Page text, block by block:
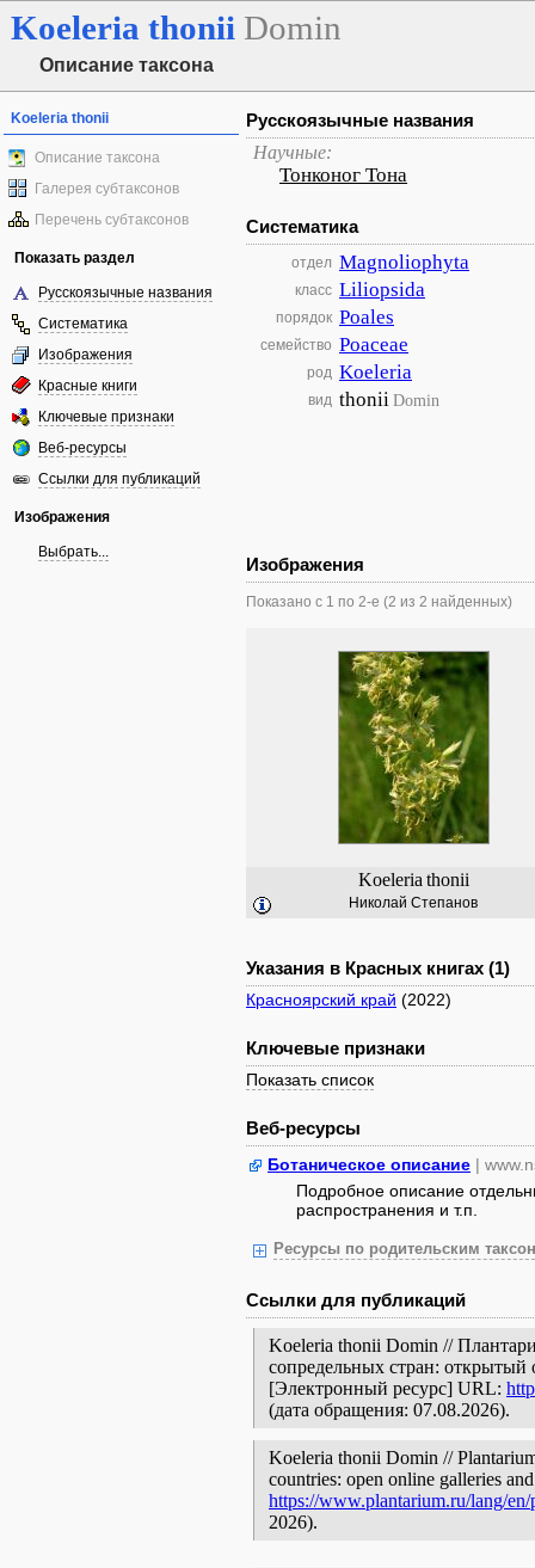
Koeleria thonii Domin
Описание таксона
Koeleria thonii
Описание таксона
Галерея субтаксонов
Перечень субтаксонов
Показать раздел
Русскоязычные названия
Систематика
Изображения
Красные книги
Ключевые признаки
Веб-ресурсы
Ссылки для публикаций
Изображения
Выбрать...
Русскоязычные названия
Научные:
Тонконог Тона
Систематика
отдел Magnoliophyta
класс Liliopsida
порядок Poales
семейство Poaceae
род Koeleria
вид thoniiDomin
Изображения
Показано с 1 по 2-е (2 из 2 найденных)
Koeleria thonii
Николай Степанов
Указания в Красных книгах (1)
Красноярский край (2022)
Ключевые признаки
Показать список
Веб-ресурсы
Ботаническое описание |
Подробное описание
распространения и т.п.
Ресурсы по родительским
Ссылки для публикаций
Koeleria thonii Domin //
сопредельных стран: открытый
[Электронный ресурс] URL:
(дата обращения: 07.08.2026).
Koeleria thonii Domin //
countries: open online galleries
https://www.plantarium.ru/lang/
2026).